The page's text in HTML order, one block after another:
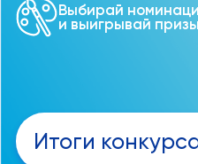
Выбирай
и выигрывай
Итоги